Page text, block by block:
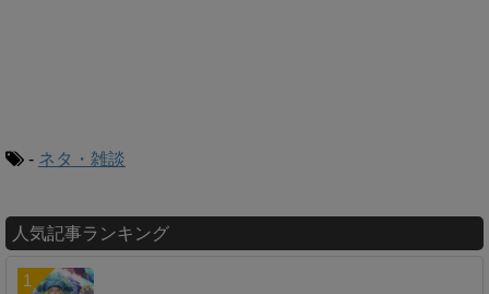
- ネタ・雑談
人気記事ランキング